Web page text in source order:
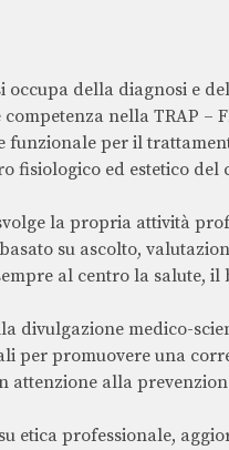
della diagnosi e
nella TRAP –
funzionale per il
fisiologico ed estetico del
la propria attività
su ascolto,
al centro la salute, il
divulgazione medico-
per promuovere una
attenzione alla
etica professionale,